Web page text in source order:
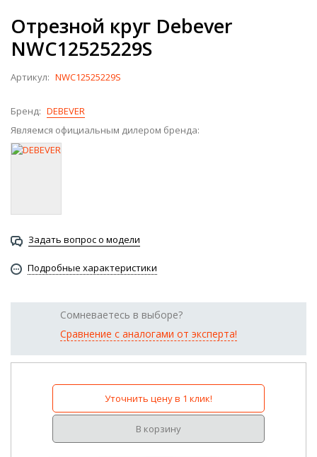
Отрезной круг Debever
NWC12525229S
Артикул: NWC12525229S
Бренд: DEBEVER
Являемся официальным дилером бренда:
Задать вопрос о модели
Подробные характеристики
Сомневаетесь в выборе?
Сравнение с аналогами от эксперта!
Уточнить цену в 1 клик!
В корзину